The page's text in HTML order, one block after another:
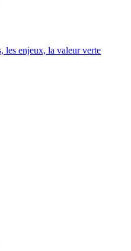
les enjeux, la valeur verte